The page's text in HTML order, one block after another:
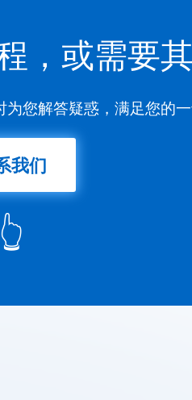
，或需要
为您解答疑惑，满足您的
我们
👆